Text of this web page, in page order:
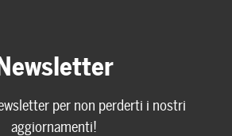
per non perderti i nostri
aggiornamenti!